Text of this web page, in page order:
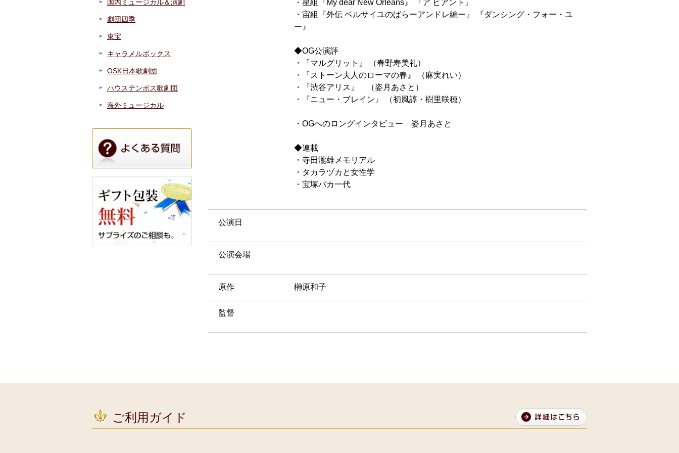
・星組『My dear New Orleans』 『ア ビアント』
・宙組『外伝 ベルサイユのばらーアンドレ編ー』 『ダンシング・フォー・ユ
ー』
◆OG公演評
・『マルグリット』 （春野寿美礼）
・『ストーン夫人のローマの春』 （麻実れい）
・『渋谷アリス』 （姿月あさと）
・『ニュー・ブレイン』 （初風諄・樹里咲穂）
・OGへのロングインタビュー 姿月あさと
◆連載
・寺田瀧雄メモリアル
・タカラヅカと女性学
・宝塚バカ一代
公演日
公演会場
原作 榊原和子
監督
国内ミュージカル＆演劇
劇団四季
東宝
キャラメルボックス
OSK日本歌劇団
ハウステンボス歌劇団
海外ミュージカル
ご利用ガイド